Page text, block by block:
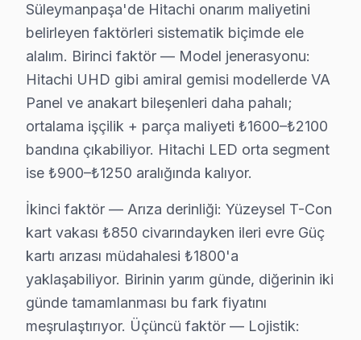
Aydoğdu, Barbaros, Çanakçı, Çiftlikönü, Ertuğrul,
Süleymanpaşa × Hitachi: Yerel İçerik ve
Süleymanpaşa'de Hitachi servisimizle tanışmadan
"Sonra" tablosu şu: Aynı müşteri bizimle iletişime
Namık Kemal Evi mahallesindeki başka bir müşteri
Süleymanpaşa bazlı Hitachi servis kayıtları, son
Servis kalitesi tarafında ise tablo belirgin biçimde
Süleymanpaşa'deki müşteri güvenini soyut vaatler
Bu tür vakalar Süleymanpaşa'de aylık 61
Süleymanpaşa'de 10 yıllık güven ilişkisi, bu tür
Süleymanpaşa'de Hitachi onarımlarından derlenen
Süleymanpaşa'de Hitachi onarım maliyetini
belirleyen faktörleri sistematik biçimde ele
alalım. Birinci faktör — Model jenerasyonu:
Hitachi UHD gibi amiral gemisi modellerde VA
Panel ve anakart bileşenleri daha pahalı;
ortalama işçilik + parça maliyeti ₺1600–₺2100
bandına çıkabiliyor. Hitachi LED orta segment
ise ₺900–₺1250 aralığında kalıyor.
İkinci faktör — Arıza derinliği: Yüzeysel T-Con
kart vakası ₺850 civarındayken ileri evre Güç
kartı arızası müdahalesi ₺1800'a
yaklaşabiliyor. Birinin yarım günde, diğerinin iki
günde tamamlanması bu fark fiyatını
meşrulaştırıyor. Üçüncü faktör — Lojistik: